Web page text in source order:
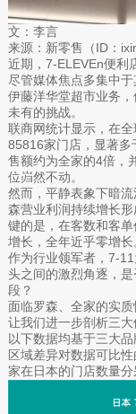
文：李言
来源：新零售（ID：
近期，7-ELEVEn便利
尽管媒体焦点多集中
伊藤洋华堂超市业务
未有的挑战。
联商网统计显示，在
85816家门店，显著
售额约为全家的4倍，
位岿然不动。
然而，平静表象下暗
森营业利润持续增长
键的是，在客数和客
增长，全年近乎零增长
作为行业领军者，7-
头之间的激烈角逐，
段？
面临罗森、全家的实
让我们进一步剖析三大
以下数据均基于三大
区域差异对数据可比
家在日本的门店数量